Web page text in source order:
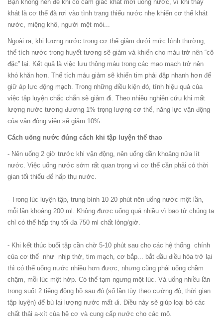
Bạn không nên để khi có cảm giác khát mới uống nước, vì khi thấy
khát là cơ thể đã rơi vào tình trạng thiếu nước nhẹ khiến cơ thể khát
nước, miệng khô, người mệt mỏi...
Ngoài ra, khi lượng nước trong cơ thể giảm dưới mức bình thường,
thể tích nước trong huyết tương sẽ giảm và khiến cho máu trở nên “cô
đặc” lại. Kết quả là việc lưu thông máu trong các mao mạch trở nên
khó khăn hơn. Thể tích máu giảm sẽ khiến tim phải đập nhanh hơn để
giữ áp lực động mạch. Trong những điều kiện đó, tính hiệu quả của
việc tập luyện chắc chắn sẽ giảm đi. Theo nhiều nghiên cứu khi mất
lượng nước tương đương 1% trọng lượng cơ thể, năng lực vận động
của vận động viên sẽ giảm 10%.
Cách uống nước đúng cách khi tập luyện thể thao
- Nên uống 2 giờ trước khi vận động, nên uống dần khoảng nửa lít
nước. Việc uống nước sớm rất quan trọng vì cơ thể cần phải có thời
gian tối thiểu để hấp thụ nước.
- Trong lúc luyện tập, trung bình 10-20 phút nên uống nước một lần,
mỗi lần khoảng 200 ml. Không được uống quá nhiều vì bao tử chúng ta
chỉ có thể hấp thụ tối đa 750 ml chất lỏng/giờ.
- Khi kết thúc buổi tập cần chờ 5-10 phút sau cho các hệ thống chính
của cơ thể như nhịp thở, tim mạch, cơ bắp... bắt đầu điều hòa trở lại
thì có thể uống nước nhiều hơn được, nhưng cũng phải uống chầm
chậm, mỗi lúc một hớp. Có thể tạm ngưng một lúc. Và uống nhiều lần
trong suốt 2 tiếng đồng hồ sau đó (số lần tùy theo cường độ, thời gian
tập luyện) để bù lại lượng nước mất đi. Điều này sẽ giúp loại bỏ các
chất thải a-xít của hệ cơ và cung cấp nước cho các mô.